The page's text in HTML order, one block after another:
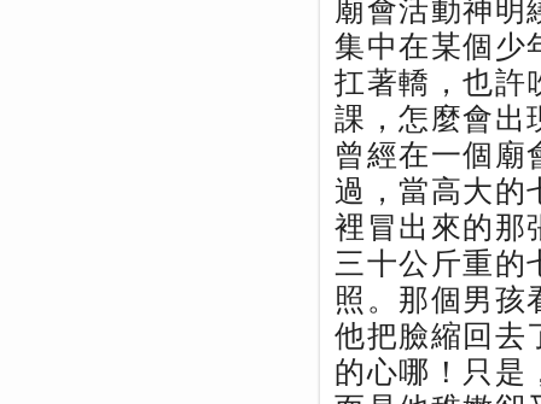
廟會活動神明
集中在某個少
扛著轎，也許
課，怎麼會出
曾經在一個廟
過，當高大的
裡冒出來的那
三十公斤重的
照。那個男孩
他把臉縮回去
的心哪！只是